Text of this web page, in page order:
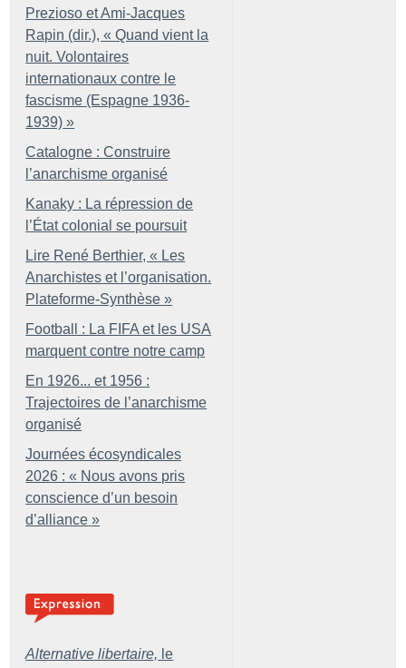
Prezioso et Ami-Jacques
Rapin (dir.), « Quand vient la
nuit. Volontaires
internationaux contre le
fascisme (Espagne 1936-
1939) »
Catalogne : Construire
l’anarchisme organisé
Kanaky : La répression de
l’État colonial se poursuit
Lire René Berthier, « Les
Anarchistes et l’organisation.
Plateforme-Synthèse »
Football : La FIFA et les USA
marquent contre notre camp
En 1926... et 1956 :
Trajectoires de l’anarchisme
organisé
Journées écosyndicales
2026 : « Nous avons pris
conscience d’un besoin
d’alliance »
Alternative libertaire, le